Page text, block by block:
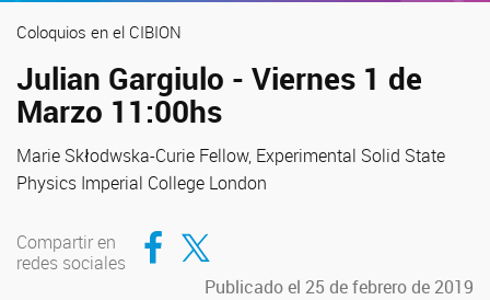
Coloquios en el CIBION
Julian Gargiulo - Viernes 1 de
Marzo 11:00hs
Marie Skłodwska-Curie Fellow, Experimental Solid State
Physics Imperial College London
Compartir en
redes sociales
Compartir en Facebook
Compartir en Twitter
Publicado el 25 de febrero de 2019